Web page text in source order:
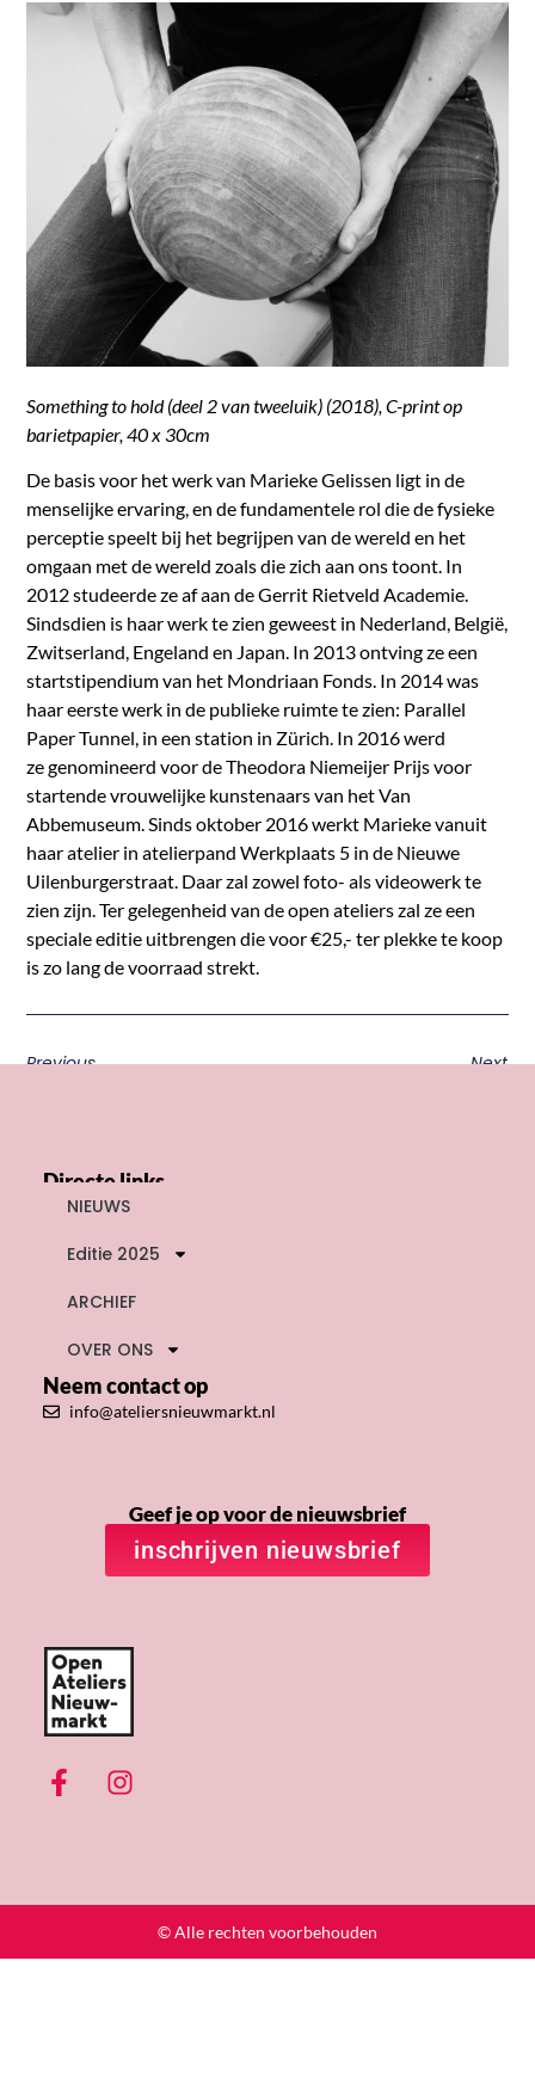
Something to hold (deel 2 van tweeluik) (2018), C-print op
barietpapier, 40 x 30cm
De basis voor het werk van Marieke Gelissen ligt in de
menselijke ervaring, en de fundamentele rol die de fysieke
perceptie speelt bij het begrijpen van de wereld en het
omgaan met de wereld zoals die zich aan ons toont. In
2012 studeerde ze af aan de Gerrit Rietveld Academie.
Sindsdien is haar werk te zien geweest in Nederland, België,
Zwitserland, Engeland en Japan. In 2013 ontving ze een
startstipendium van het Mondriaan Fonds. In 2014 was
haar eerste werk in de publieke ruimte te zien: Parallel
Paper Tunnel, in een station in Zürich. In 2016 werd
ze genomineerd voor de Theodora Niemeijer Prijs voor
startende vrouwelijke kunstenaars van het Van
Abbemuseum. Sinds oktober 2016 werkt Marieke vanuit
haar atelier in atelierpand Werkplaats 5 in de Nieuwe
Uilenburgerstraat. Daar zal zowel foto- als videowerk te
zien zijn. Ter gelegenheid van de open ateliers zal ze een
speciale editie uitbrengen die voor €25,- ter plekke te koop
is zo lang de voorraad strekt.
Previous Next
Directe links
NIEUWS
Editie 2025
ARCHIEF
OVER ONS
Neem contact op
info@ateliersnieuwmarkt.nl
Geef je op voor de nieuwsbrief
inschrijven nieuwsbrief
© Alle rechten voorbehouden